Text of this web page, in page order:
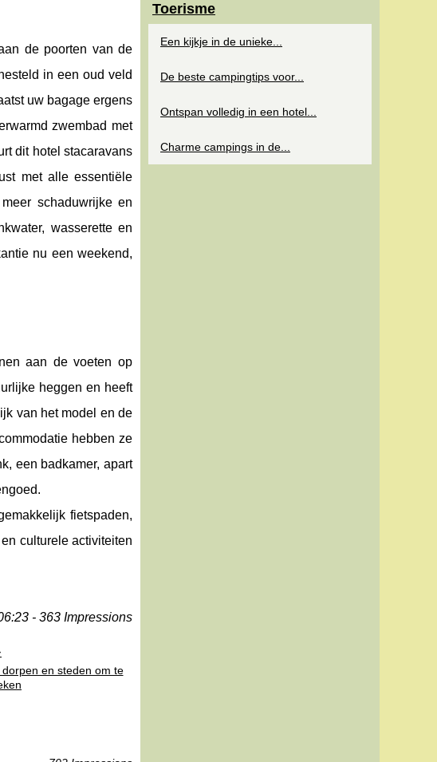
de poorten van de
in een oud veld
uw bagage ergens
zwembad met
dit hotel stacaravans
met alle essentiële
schaduwrijke en
wasserette en
nu een weekend,
aan de voeten op
heggen en heeft
van het model en de
hebben ze
een badkamer, apart
fietspaden,
culturele activiteiten
- 363 Impressions
en steden om te
Toerisme
Een kijkje in de unieke...
De beste campingtips voor...
Ontspan volledig in een hotel...
Charme campings in de...